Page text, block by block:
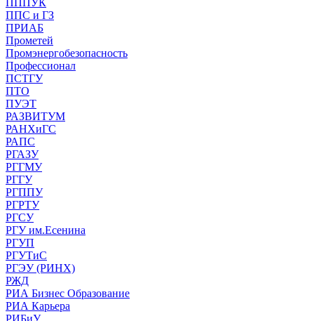
ППС и ГЗ
ПРИАБ
Прометей
Промэнергобезопасность
Профессионал
ПСТГУ
ПТО
ПУЭТ
РАЗВИТУМ
РАНХиГС
РАПС
РГАЗУ
РГГМУ
РГГУ
РГППУ
РГРТУ
РГСУ
РГУ им.Есенина
РГУП
РГУТиС
РГЭУ (РИНХ)
РЖД
РИА Бизнес Образование
РИА Карьера
РИБиУ